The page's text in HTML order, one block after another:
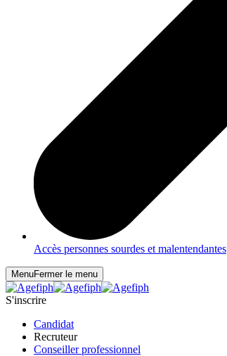
Accès personnes sourdes et malentendantes
MenuFermer le menu
S'inscrire
Candidat
Recruteur
Conseiller professionnel